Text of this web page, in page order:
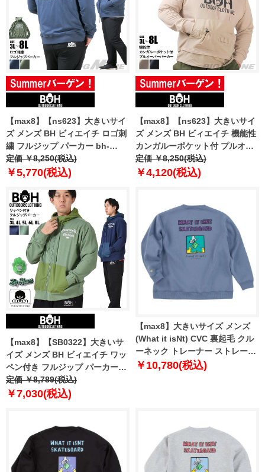
【max8】【ns623】大きいサイ
ズ メンズ BH ビィエイチ ロゴ刺
繍 フルジップ パーカー bh-
sw250103
定価 ￥8,250(税込)
￥5,770(税込)
【max8】【ns623】大きいサイ
ズ メンズ BH ビィエイチ 機能性
カンガルーポケット付 プルオー
バー パーカー bh-sw250102
定価 ￥8,250(税込)
￥4,120(税込)
【max8】【SB0322】大きいサ
イズ メンズ BH ビィエイチ ワッ
ペン付き フルジップ パーカー
bh-sw240102
定価 ￥8,789(税込)
￥7,030(税込)
【max8】大きいサイズ メンズ
(What it isNt) CVC 裏起毛 クル
ーネック トレーナー ストレート
ネイビー 1278-4696-3 3L 4L 5L
￥10,780(税込)